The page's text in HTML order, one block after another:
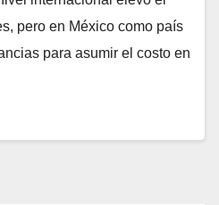
pero en México como país
para asumir el costo en